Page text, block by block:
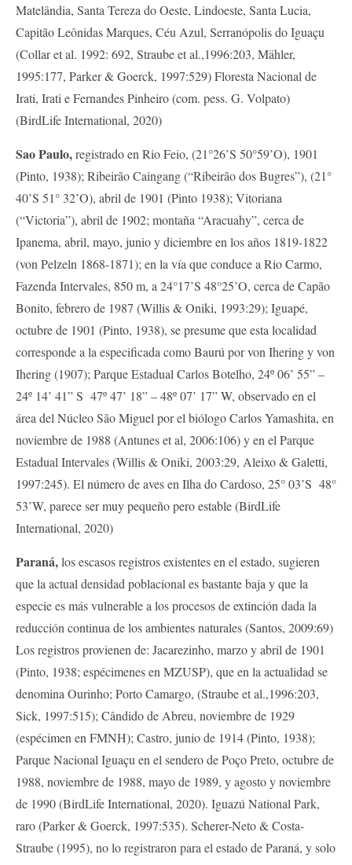
Matelândia, Santa Tereza do Oeste, Lindoeste, Santa Lucia,
Capitão Leônidas Marques, Céu Azul, Serranópolis do Iguaçu
(Collar et al. 1992: 692, Straube et al.,1996:203, Mähler,
1995:177, Parker & Goerck, 1997:529) Floresta Nacional de
Irati, Irati e Fernandes Pinheiro (com. pess. G. Volpato)
(BirdLife International, 2020)
Sao Paulo,registrado en Rio Feio, (21°26’S 50°59’O), 1901
(Pinto, 1938); Ribeirão Caingang (“Ribeirão dos Bugres”), (21°
40’S 51° 32’O), abril de 1901 (Pinto 1938); Vitoriana
(“Victoria”), abril de 1902; montaña “Aracuahy”, cerca de
Ipanema, abril, mayo, junio y diciembre en los años 1819-1822
(von Pelzeln 1868-1871); en la vía que conduce a Rio Carmo,
Fazenda Intervales, 850 m, a 24°17’S 48°25’O, cerca de Capão
Bonito, febrero de 1987 (Willis & Oniki, 1993:29); Iguapé,
octubre de 1901 (Pinto, 1938), se presume que esta localidad
corresponde a la especificada como Baurú por von Ihering y von
Ihering (1907); Parque Estadual Carlos Botelho, 24º 06’ 55” –
24º 14’ 41” S 47º 47’ 18” – 48º 07’ 17” W, observado en el
área del Núcleo São Miguel por el biólogo Carlos Yamashita, en
noviembre de 1988 (Antunes et al, 2006:106) y en el Parque
Estadual Intervales (Willis & Oniki, 2003:29, Aleixo & Galetti,
1997:245). El número de aves en Ilha do Cardoso, 25° 03’S 48°
53’W, parece ser muy pequeño pero estable (BirdLife
International, 2020)
Paraná,los escasos registros existentes en el estado, sugieren
que la actual densidad poblacional es bastante baja y que la
especie es más vulnerable a los procesos de extinción dada la
reducción continua de los ambientes naturales (Santos, 2009:69)
Los registros provienen de: Jacarezinho, marzo y abril de 1901
(Pinto, 1938; espécimenes en MZUSP), que en la actualidad se
denomina Ourinho; Porto Camargo, (Straube et al.,1996:203,
Sick, 1997:515); Cândido de Abreu, noviembre de 1929
(espécimen en FMNH); Castro, junio de 1914 (Pinto, 1938);
Parque Nacional Iguaçu en el sendero de Poço Preto, octubre de
1988, noviembre de 1988, mayo de 1989, y agosto y noviembre
de 1990 (BirdLife International, 2020). Iguazú National Park,
raro (Parker & Goerck, 1997:535). Scherer-Neto & Costa-
Straube (1995), no lo registraron para el estado de Paraná, y solo